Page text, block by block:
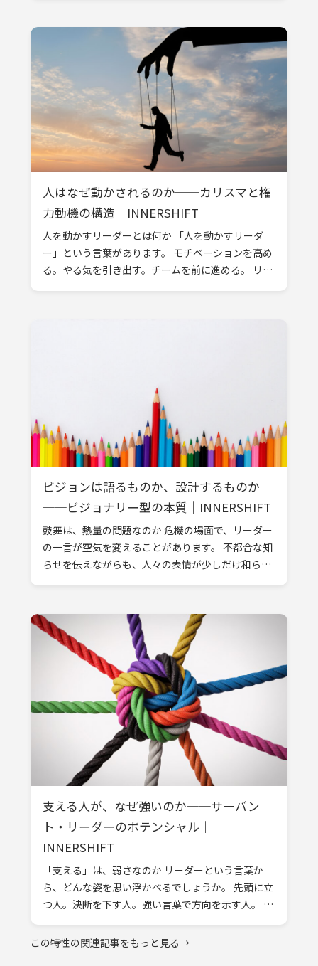
人はなぜ動かされるのか──カリスマと権
力動機の構造｜INNERSHIFT
人を動かすリーダーとは何か 「人を動かすリーダ
ー」という言葉があります。 モチベーションを高め
る。やる気を引き出す。チームを前に進める。 リー
ビジョンは語るものか、設計するものか
──ビジョナリー型の本質｜INNERSHIFT
鼓舞は、熱量の問題なのか 危機の場面で、リーダー
の一言が空気を変えることがあります。 不都合な知
らせを伝えながらも、人々の表情が少しだけ和ら
支える人が、なぜ強いのか──サーバン
ト・リーダーのポテンシャル｜
INNERSHIFT
「支える」は、弱さなのか リーダーという言葉か
ら、どんな姿を思い浮かべるでしょうか。 先頭に立
つ人。決断を下す人。強い言葉で方向を示す人。 一
な響きがあります。前に出ない。目 […]
この特性の関連記事をもっと見る→